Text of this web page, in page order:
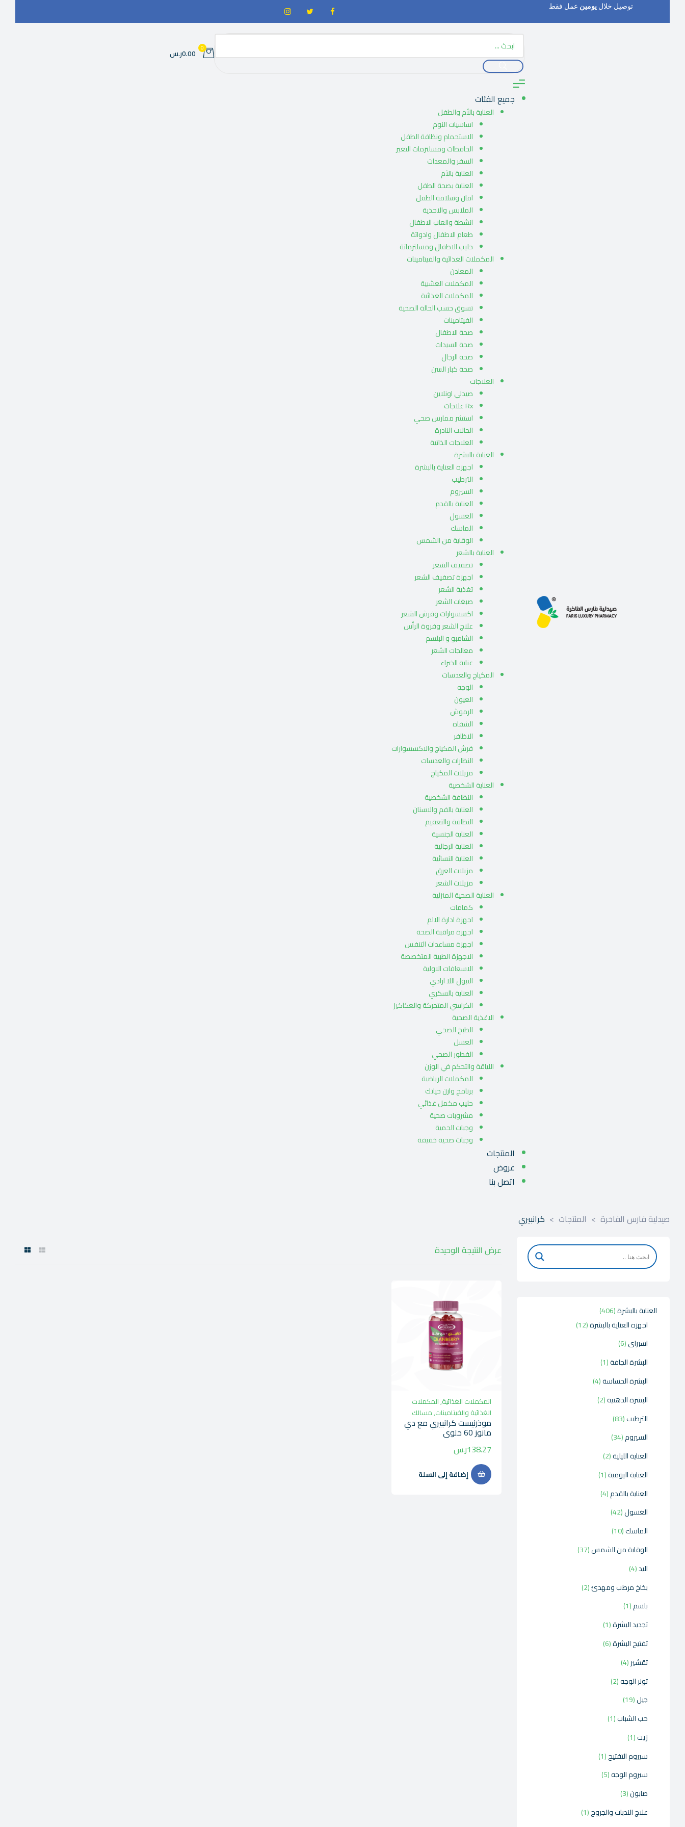
توصيل خلال يومين عمل فقط
0 0.00ر.س
جميع الفئات
العناية بالأم والطفل
اساسيات النوم
الاستحمام ونظافة الطفل
الحافظات ومسلتزمات التغير
السفر والمعدات
العناية بالأم
العناية بصحة الطفل
امان وسلامة الطفل
الملابس والاحذية
انشطة والعاب الاطفال
طعام الاطفال وادواتة
حليب الاطفال ومسلتزماتة
المكملات الغذائية والفيتامينات
المعادن
المكملات العشبية
المكملات الغذائية
تسوق حسب الحالة الصحية
الفيتامينات
صحة الاطفال
صحة السيدات
صحة الرجال
صحة كبار السن
العلاجات
صيدلي اونلاين
Rx علاجات
استشر ممارس صحي
الحالات النادرة
العلاجات الذاتية
العناية بالبشرة
اجهزه العناية بالبشرة
الترطيب
السيروم
العناية بالقدم
الغسول
الماسك
الوقاية من الشمس
العناية بالشعر
تصفيف الشعر
اجهزة تصفيف الشعر
تغذية الشعر
صبغات الشعر
اكسسوارات وفرش الشعر
علاج الشعر وفروة الرأس
الشامبو و البلسم
معالجات الشعر
عناية الخبراء
المكياج والعدسات
الوجه
العيون
الرموش
الشفاه
الاظافر
فرش المكياج والاكسسوارات
النظارات والعدسات
مزيلات المكياج
العناية الشخصية
النظافة الشخصية
العناية بالفم والاسنان
النظافة والتعقيم
العناية الجنسية
العناية الرجالية
العناية النسائية
مزيلات العرق
مزيلات الشعر
العناية الصحية المنزلية
كمامات
اجهزة ادارة الالم
اجهزة مراقبة الصحة
اجهزة مساعدات التنفس
الاجهزة الطبية المتخصصة
الاسعافات الاولية
التبول اللا ارادي
العناية بالسكري
الكراسي المتحركة والعكاكيز
الاغذية الصحية
الطبخ الصحي
العسل
الفطور الصحي
اللياقة والتحكم في الوزن
المكملات الرياضية
برنامج وازن حياتك
حليب مكمل غذائي
مشروبات صحية
وجبات الحمية
وجبات صحية خفيفة
المنتجات
عروض
اتصل بنا
صيدلية فارس الفاخرة > المنتجات > كرانبيري
عرض النتيجة الوحيدة
المكملات الغذائية,المكملات
الغذائية والفيتامينات,مسالك
موذرنيست كرانبيري مع دي
مانوز 60 حلوى
138.27ر.س
إضافة إلى السلة
العناية بالبشرة 406
اجهزه العناية بالبشرة 12
اسبراى 6
البشرة الجافة 1
البشرة الحساسة 4
البشرة الدهنية 2
الترطيب 83
السيروم 34
العناية الليلية 2
العناية اليومية 1
العناية بالقدم 4
الغسول 42
الماسك 10
الوقاية من الشمس 37
اليد 4
بخاخ مرطب ومهدئ 2
بلسم 1
تجديد البشرة 1
تفتيح البشرة 6
تقشير 4
تونر الوجه 2
جيل 19
حب الشباب 1
زيت 1
سيروم التفتيح 1
سيروم الوجه 5
صابون 3
علاج الندبات والجروح 1